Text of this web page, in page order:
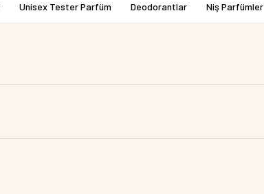
Unisex Tester Parfüm Deodorantlar Niş Parfümler